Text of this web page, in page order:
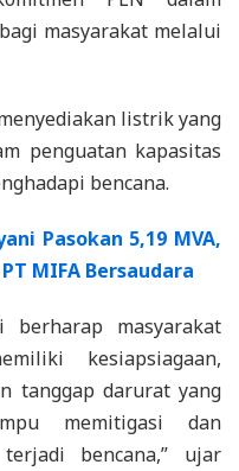
masyarakat melalui
listrik yang
penguatan kapasitas
bencana.
Pasokan 5,19 MVA,
MIFA Bersaudara
masyarakat
kesiapsiagaan,
tanggap darurat yang
memitigasi dan
bencana,” ujar